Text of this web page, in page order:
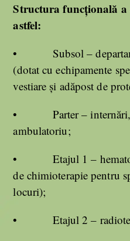
Structura funcțională a
astfel:
• Subsol –
(dotat cu echipamente
vestiare și adăpost de
• Parter – internări,
ambulatoriu;
• Etajul 1 –
de chimioterapie pentru
locuri);
• Etajul 2 –